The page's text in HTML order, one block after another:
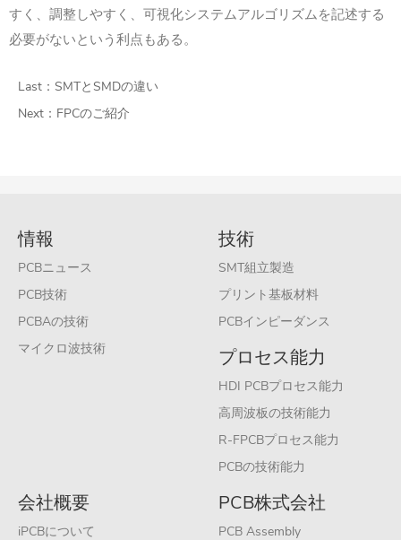
すく、調整しやすく、可視化システムアルゴリズムを記述する
必要がないという利点もある。
Last： SMTとSMDの違い
Next： FPCのご紹介
情報
PCBニュース
PCB技術
PCBAの技術
マイクロ波技術
技術
SMT組立製造
プリント基板材料
PCBインピーダンス
プロセス能力
HDI PCBプロセス能力
高周波板の技術能力
R-FPCBプロセス能力
PCBの技術能力
会社概要
iPCBについて
PCB株式会社
PCB Assembly